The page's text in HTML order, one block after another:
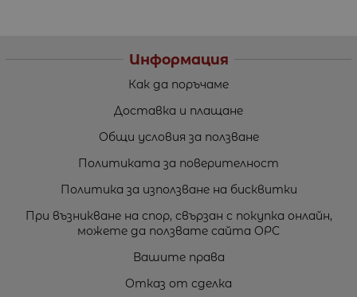
Информация
Как да поръчаме
Доставка и плащане
Общи условия за ползване
Политиката за поверителност
Политика за използване на бисквитки
При възникване на спор, свързан с покупка онлайн,
можете да ползвате сайта ОРС
Вашите права
Отказ от сделка